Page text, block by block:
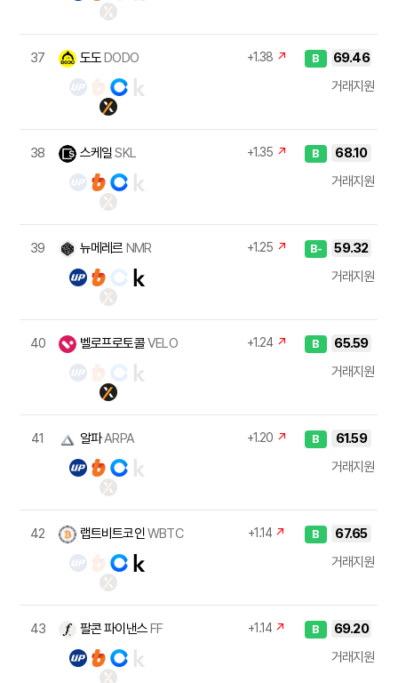
37 도도DODO +1.38 ↗ B
69.46
거래지원
38 스케일SKL +1.35 ↗ B
68.10
거래지원
39 뉴메레르 NMR +1.25 ↗ B-
59.32
거래지원
40 벨로프로토콜VELO +1.24 ↗ B
65.59
거래지원
41 알파ARPA +1.20 ↗ B
61.59
거래지원
42 랩트비트코인WBTC +1.14 ↗ B
67.65
거래지원
43 팔콘 파이낸스FF +1.14 ↗ B
69.20
거래지원